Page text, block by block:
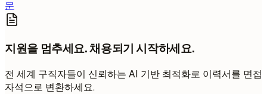
문
지원을 멈추세요. 채용되기 시작하세요.
전 세계 구직자들이 신뢰하는 AI 기반 최적화로 이력서를 면접
자석으로 변환하세요.